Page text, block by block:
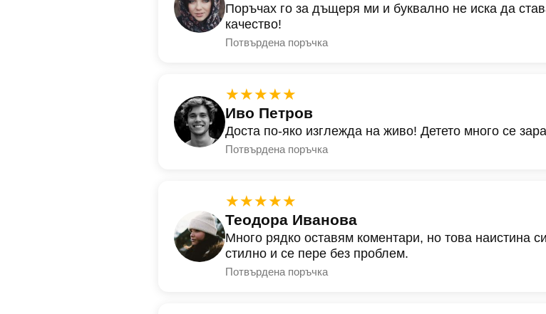
Поръчах го за дъщеря ми и буквално не иска да
качество!
Потвърдена поръчка
★★★★★
Иво Петров
Доста по-яко изглежда на живо! Детето много се
Потвърдена поръчка
★★★★★
Теодора Иванова
Много рядко оставям коментари, но това наистина
стилно и се пере без проблем.
Потвърдена поръчка